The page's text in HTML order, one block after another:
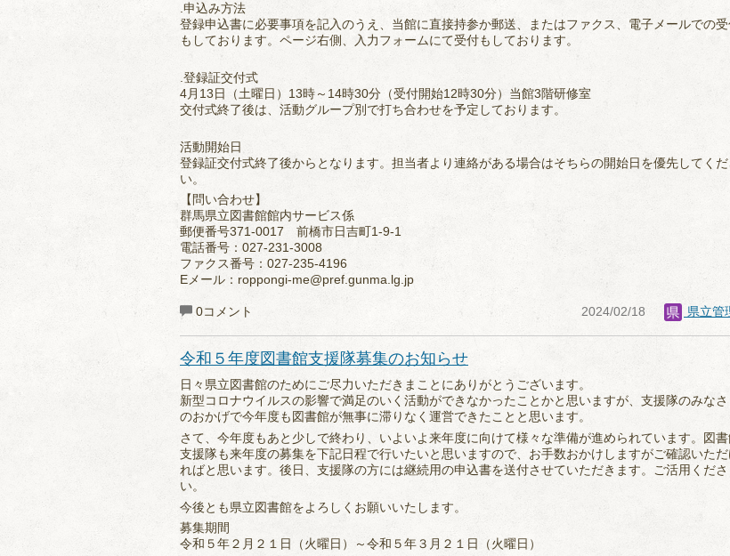
.申込み方法
登録申込書に必要事項を記入のうえ、当館に直接持参か郵送、またはファクス、電子メールでの
もしております。ページ右側、入力フォームにて受付もしております。
.登録証交付式
4月13日（土曜日）13時～14時30分（受付開始12時30分）当館3階研修室
交付式終了後は、活動グループ別で打ち合わせを予定しております。
活動開始日
登録証交付式終了後からとなります。担当者より連絡がある場合はそちらの開始日を優先してくだ
い。
【問い合わせ】
群馬県立図書館館内サービス係
郵便番号371-0017 前橋市日吉町1-9-1
電話番号：027-231-3008
ファクス番号：027-235-4196
Eメール：roppongi-me@pref.gunma.lg.jp
0コメント 2024/02/18 県立管
令和５年度図書館支援隊募集のお知らせ
日々県立図書館のためにご尽力いただきまことにありがとうございます。
新型コロナウイルスの影響で満足のいく活動ができなかったことかと思いますが、支援隊のみなさ
のおかげで今年度も図書館が無事に滞りなく運営できたことと思います。
さて、今年度もあと少しで終わり、いよいよ来年度に向けて様々な準備が進められています。図
支援隊も来年度の募集を下記日程で行いたいと思いますので、お手数おかけしますがご確認いただ
ればと思います。後日、支援隊の方には継続用の申込書を送付させていただきます。ご活用くださ
い。
今後とも県立図書館をよろしくお願いいたします。
募集期間
令和５年２月２１日（火曜日）～令和５年３月２１日（火曜日）